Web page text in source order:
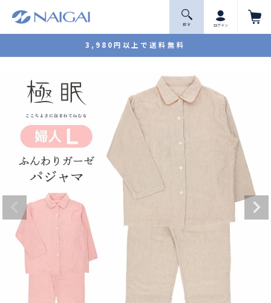
3,980円以上で送料無料
探 す ログイン